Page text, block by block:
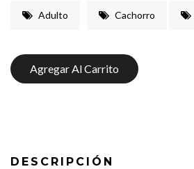
Adulto Cachorro
Agregar Al Carrito
DESCRIPCIÓN